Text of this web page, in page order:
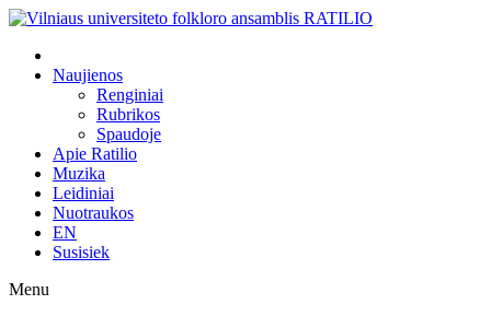
Naujienos
Renginiai
Rubrikos
Spaudoje
Apie Ratilio
Muzika
Leidiniai
Nuotraukos
EN
Susisiek
Menu